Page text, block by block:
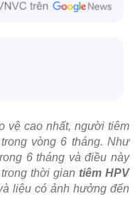
vệ cao nhất, người tiêm
vòng 6 tháng. Như
6 tháng và điều này
thời gian tiêm HPV
liệu có ảnh hưởng đến